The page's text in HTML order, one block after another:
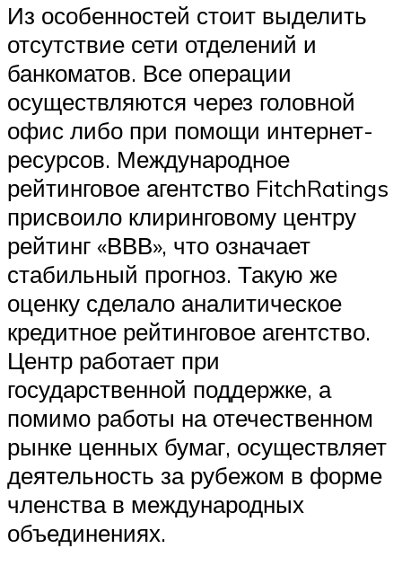
Из особенностей стоит выделить
отсутствие сети отделений и
банкоматов. Все операции
осуществляются через головной
офис либо при помощи интернет-
ресурсов. Международное
рейтинговое агентство FitchRatings
присвоило клиринговому центру
рейтинг «ВВВ», что означает
стабильный прогноз. Такую же
оценку сделало аналитическое
кредитное рейтинговое агентство.
Центр работает при
государственной поддержке, а
помимо работы на отечественном
рынке ценных бумаг, осуществляет
деятельность за рубежом в форме
членства в международных
объединениях.